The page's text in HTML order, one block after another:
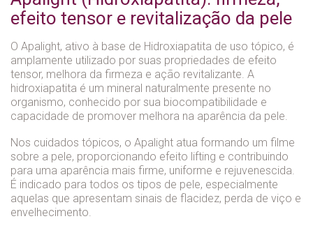
efeito tensor e revitalização da pele
O Apalight, ativo à base de Hidroxiapatita de uso tópico, é
amplamente utilizado por suas propriedades de efeito
tensor, melhora da firmeza e ação revitalizante. A
hidroxiapatita é um mineral naturalmente presente no
organismo, conhecido por sua biocompatibilidade e
capacidade de promover melhora na aparência da pele.
Nos cuidados tópicos, o Apalight atua formando um filme
sobre a pele, proporcionando efeito lifting e contribuindo
para uma aparência mais firme, uniforme e rejuvenescida.
É indicado para todos os tipos de pele, especialmente
aquelas que apresentam sinais de flacidez, perda de viço e
envelhecimento.